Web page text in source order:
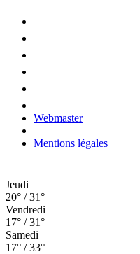
Webmaster
–
Mentions légales
Jeudi
20° / 31°
Vendredi
17° / 31°
Samedi
17° / 33°